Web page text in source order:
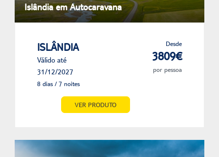
Islândia em Autocaravana
ISLÂNDIA
Válido até
31/12/2027
8 dias / 7 noites
Desde
3809€
por pessoa
VER PRODUTO